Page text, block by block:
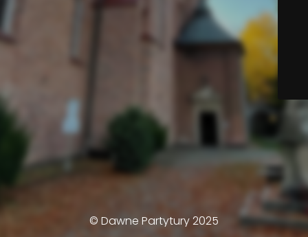
© Dawne Partytury 2025